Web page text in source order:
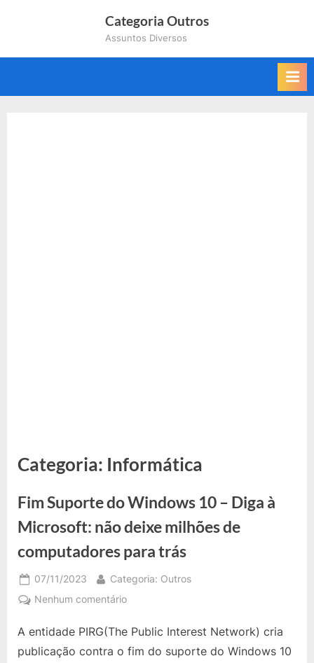
Categoria Outros
Assuntos Diversos
Categoria: Informática
Fim Suporte do Windows 10 – Diga à
Microsoft: não deixe milhões de
computadores para trás
Posted
on
07/11/2023 By
Categoria: Outros
Nenhum comentárioem
Suporte
do
A entidade PIRG(The Public Interest Network) cria
publicação contra o fim do suporte do Windows 10